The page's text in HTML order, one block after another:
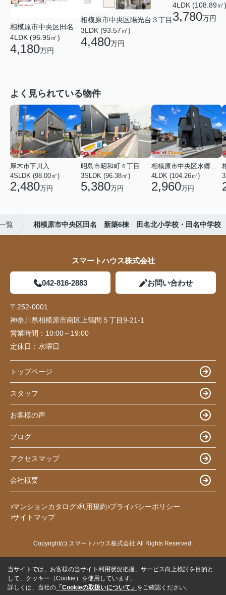
相模原市中央区田名
4LDK (96.95㎡)
4,180万円
相模原市中央区陽光台３丁目
3LDK (93.57㎡)
4,480万円
4LDK (108.89㎡)
3,780万円
よく見られている物件
厚木市下川入
4SLDK (98.00㎡)
2,480万円
昭島市昭和町４丁目
3SLDK (96.38㎡)
5,380万円
相模原市中央区水郷田名２丁目
4LDK (104.26㎡)
2,960万円
覧 相模原市中央区田名 新築6棟 田名北小学校・田名中学校
スマートハウス株式会社
042-816-2883 お問い合わせ
〒252-0001
神奈川県相模原市南区上鶴間５丁目9-21-1
営業時間： 10:00～19:00
定休日： 水曜日
トップページ
スタッフ
お客様の声
ブログ
アクセスマップ
会社概要
マンションカタログ 利用規約 プライバシーポリシー
サイトマップ
Copyright(c) スマートハウス株式会社 All Rights Reserved.
当サイトでは、お客様の当サイト利用状況把握、サービス向上検討を目的と
して、クッキー（Cookie）を使用しています。
詳しくは、当社の 「Cookieの取扱いについて」 をご確認ください。